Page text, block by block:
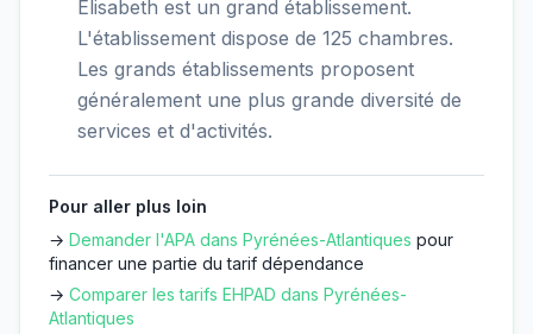
Elisabeth est un grand établissement.
L'établissement dispose de 125 chambres.
Les grands établissements proposent
généralement une plus grande diversité de
services et d'activités.
Pour aller plus loin
→ Demander l'APA dans Pyrénées-Atlantiques pour
financer une partie du tarif dépendance
→ Comparer les tarifs EHPAD dans Pyrénées-
Atlantiques